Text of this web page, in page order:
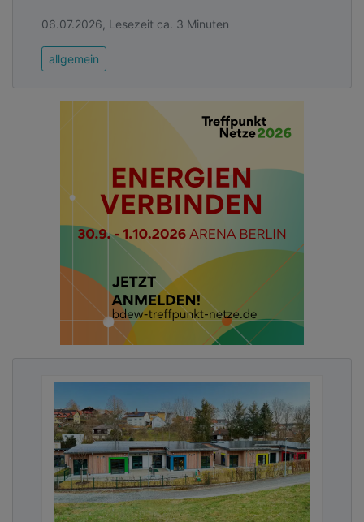
06.07.2026, Lesezeit ca. 3 Minuten
allgemein